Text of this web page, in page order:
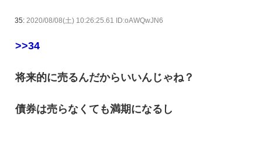
35: 2020/08/08(土) 10:26:25.61 ID:oAWQwJN6
>>34
将来的に売るんだからいいんじゃね？
債券は売らなくても満期になるし